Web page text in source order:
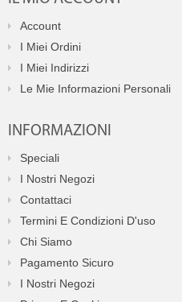
Account
I Miei Ordini
I Miei Indirizzi
Le Mie Informazioni Personali
INFORMAZIONI
Speciali
I Nostri Negozi
Contattaci
Termini E Condizioni D'uso
Chi Siamo
Pagamento Sicuro
I Nostri Negozi